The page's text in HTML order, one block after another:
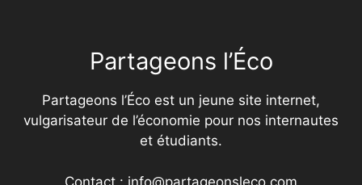
Partageons l’Éco
Partageons l’Éco est un jeune site internet,
vulgarisateur de l’économie pour nos internautes
et étudiants.
Contact : info@partageonsleco.com